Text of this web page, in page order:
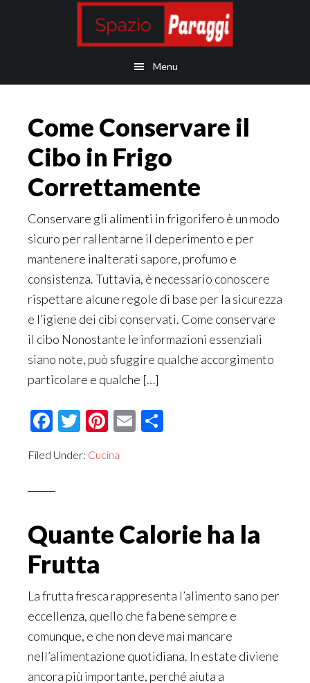
Menu
Come Conservare il
Cibo in Frigo
Correttamente
Conservare gli alimenti in frigorifero è un modo
sicuro per rallentarne il deperimento e per
mantenere inalterati sapore, profumo e
consistenza. Tuttavia, è necessario conoscere
rispettare alcune regole di base per la sicurezza
e l’igiene dei cibi conservati. Come conservare
il cibo Nonostante le informazioni essenziali
siano note, può sfuggire qualche accorgimento
particolare e qualche […]
Facebook
Twitter
Pinterest
Email
Filed Under: Cucina
Quante Calorie ha la
Frutta
La frutta fresca rappresenta l’alimento sano per
eccellenza, quello che fa bene sempre e
comunque, e che non deve mai mancare
nell’alimentazione quotidiana. In estate diviene
ancora più importante, perché aiuta a